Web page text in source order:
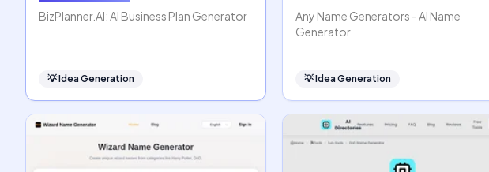
BizPlanner.AI: AI Business Plan Generator
💡Idea Generation
Any Name Generators - AI Name
Generator
💡Idea Generation